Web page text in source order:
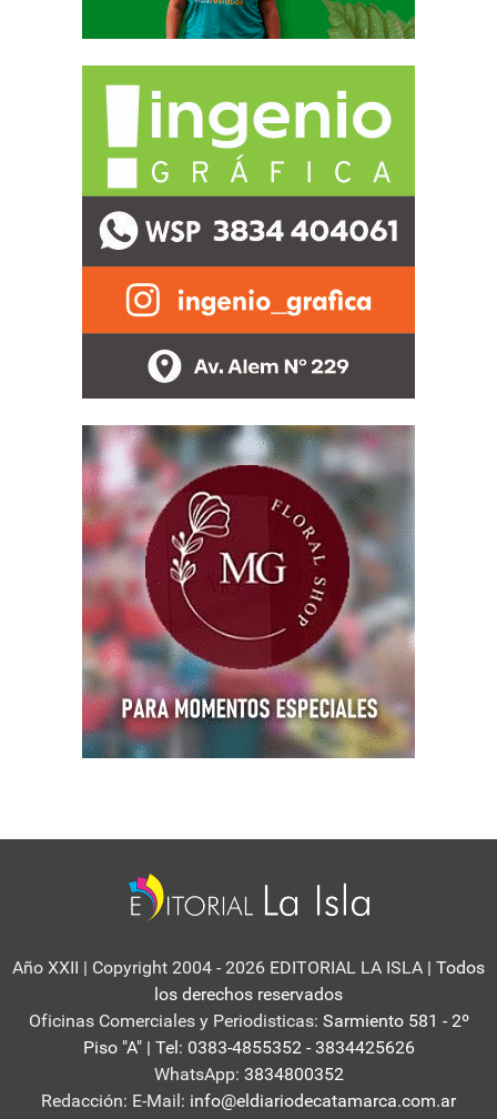
Año XXII | Copyright 2004 - 2026 EDITORIAL LA ISLA | Todos
los derechos reservados
Oficinas Comerciales y Periodisticas: Sarmiento 581 - 2º
Piso "A" | Tel: 0383-4855352 - 3834425626
WhatsApp: 3834800352
Redacción: E-Mail: info@eldiariodecatamarca.com.ar